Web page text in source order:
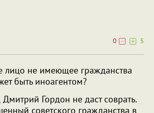
0
5
лицо не имеющее гражданства
быть иноагентом?
Гордон не даст соврать.
советского гражданства в